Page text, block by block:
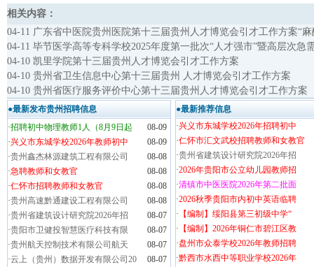
相关内容：
04-11 广东省中医院贵州医院第十三届贵州人才博览会引才工作方案“
04-11 毕节医学高等专科学校2025年度第一批次“人才强市”暨高层次急
04-10 凯里学院第十三届贵州人才博览会引才工作方案
04-10 贵州省卫生信息中心第十三届贵州 人才博览会引才工作方案
04-10 贵州省医疗服务评价中心第十三届贵州人才博览会引才工作方案
●最新发布贵州招聘信息
·招聘初中物理教师1人（8月9日起
08-09
·兴义市东城学校2026年教师初中
08-09
·贵州鑫杰林源建筑工程有限公司
08-08
·急聘教师和女教官
08-08
·仁怀市招聘教师和女教官
08-08
·贵州高速黔通建设工程有限公司
08-08
·贵州省建筑设计研究院2026年招
08-07
·贵阳市卫健投智慧医疗科技有限
08-07
·贵州航天控制技术有限公司航天
08-07
·云上（贵州）数据开发有限公司20
08-07
●最新推荐信息
·兴义市东城学校2026年招聘初中
·仁怀市汇文武校招聘教师和女教官
·贵州省建筑设计研究院2026年招
·2026年贵阳市公立幼儿园教师招
·清镇市中医医院2026年第二批面
·2026秋季贵阳市内初中英语临聘
· 【编制】绥阳县第三初级中学“
· 【编制】2026年铜仁市碧江区教
·盘州市众泰学校2026年教师招聘
·黔西市水西中等职业学校2026年